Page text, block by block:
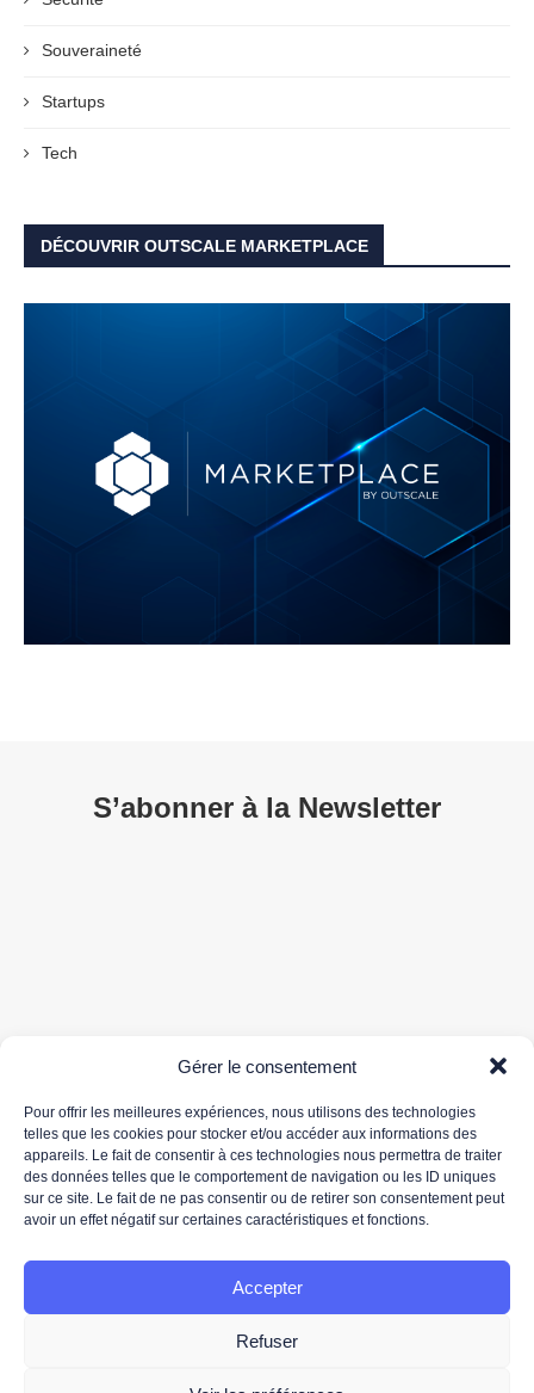
Gérer le consentement
Pour offrir les meilleures expériences, nous utilisons des technologies
telles que les cookies pour stocker et/ou accéder aux informations des
appareils. Le fait de consentir à ces technologies nous permettra de traiter
des données telles que le comportement de navigation ou les ID uniques
sur ce site. Le fait de ne pas consentir ou de retirer son consentement peut
avoir un effet négatif sur certaines caractéristiques et fonctions.
Accepter
Refuser
Souveraineté
Startups
Tech
DÉCOUVRIR OUTSCALE MARKETPLACE
S’abonner à la Newsletter
*Votre adresse de messagerie est uniquement utilisée pour vous envoyer notre newsletter
moment utiliser le lien de désabonnement intégré dans la newsletter.
Pour plus d'informations concernant le traitement de vos données personnelles, nous vous
invitons à lire notre politique de protection des données.
- Tous droits réservés par